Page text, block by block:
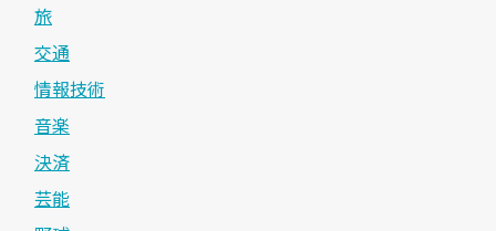
旅
交通
情報技術
音楽
決済
芸能